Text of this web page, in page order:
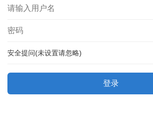
安全提问(未设置请忽略)
登录